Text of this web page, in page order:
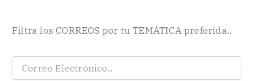
Filtra los CORREOS por tu TEMÁTICA preferida..
C